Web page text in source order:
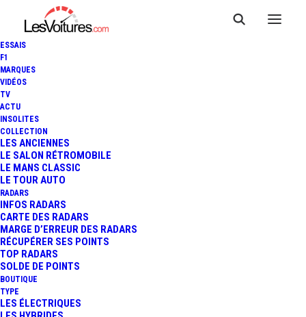
ESSAIS
F1
MARQUES
VIDÉOS
TV
ACTU
INSOLITES
COLLECTION
LES ANCIENNES
LE SALON RÉTROMOBILE
LE MANS CLASSIC
LE TOUR AUTO
RADARS
INFOS RADARS
CARTE DES RADARS
MARGE D’ERREUR DES RADARS
RÉCUPÉRER SES POINTS
TOP RADARS
SOLDE DE POINTS
BOUTIQUE
TYPE
LES ÉLECTRIQUES
25 février 2025
STELLANTIS : RAPPEL